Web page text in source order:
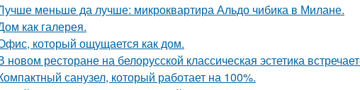
меньше да лучше: микроквартира Альдо чибика в Милане.
как галерея.
который ощущается как дом.
новом ресторане на белорусской классическая эстетика
санузел, который работает на 100%.